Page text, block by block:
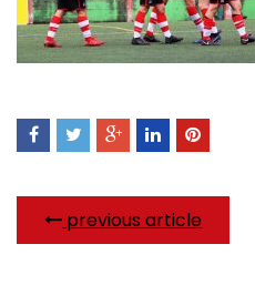
previous article